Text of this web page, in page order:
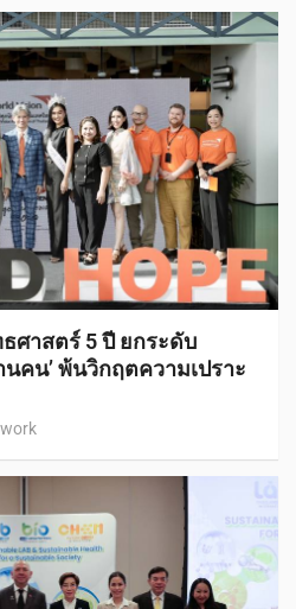
ศาสตร์ 5 ปี ยกระดับ
คน’ พ้นวิกฤตความเปราะ